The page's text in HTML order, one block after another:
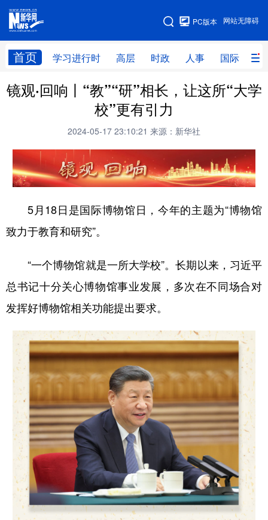
网站无障碍
PC版本
首页 学习进行时 高层 时政 人事 国际 财
网站地图
学习进行时 高层 时政 人事
财经 网评
科技 科创 量子 体育
访谈 视频 图片 政务
食品 人居 信息化 数字经济
学术中国 乡村振兴 银龄 溯源中国
城市 旅游 能源
彩票 娱乐 时尚 悦读
上市公司
地方频道
北京 天津 山西
辽宁 吉林 上海 江苏
浙江 安徽 福建 江西
镜观·回响丨“教”“研”相长，让这所“大学
校”更有引力
2024-05-17 23:10:21 来源：新华社
5月18日是国际博物馆日，今年的主题为“博物馆
致力于教育和研究”。
“一个博物馆就是一所大学校”。长期以来，习近平
总书记十分关心博物馆事业发展，多次在不同场合对
发挥好博物馆相关功能提出要求。